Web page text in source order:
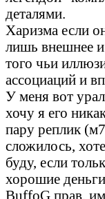
деталями.
Харизма если
лишь внешнее и
того чьи
ассоциаций и
У меня вот
хочу я его
пару реплик
сложилось,
буду, если
хорошие
BuffoG прав,